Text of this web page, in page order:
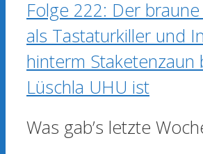
Folge 222: Der
als Tastaturkiller und
hinterm Staketenzaun
Lüschla UHU ist
Was gab’s letzte